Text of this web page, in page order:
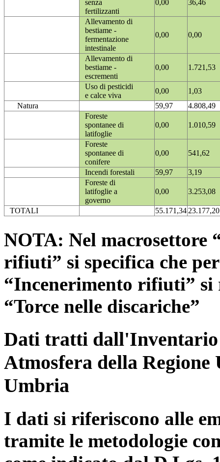
senza
fertilizzanti
0,00 36,46
Allevamento di
bestiame -
fermentazione
intestinale
0,00 0,00
Allevamento di
bestiame -
escrementi
0,00 1.721,53
Uso di pesticidi
e calce viva
0,00
1,03
Natura
59,97
4.808,49
Foreste
spontanee di
latifoglie
0,00 1.010,59
Foreste
spontanee di
conifere
0,00 541,62
Incendi forestali 59,97
3,19
Foreste di
latifoglie a
governo
0,00 3.253,08
TOTALI 55.171,3423.177,20
NOTA: Nel macrosettore
rifiuti” si specifica che
“Incenerimento rifiuti”
“Torce nelle discariche”
Dati tratti dall'Inventario
Atmosfera della
Umbria
I dati si riferiscono alle
tramite le metodologie